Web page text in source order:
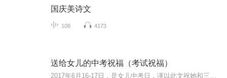
国庆美诗文
108 4173
送给女儿的中考祝福（考试祝福）